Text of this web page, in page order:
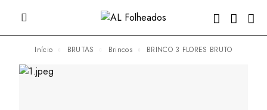
Início BRUTAS Brincos BRINCO 3 FLORES BRUTO